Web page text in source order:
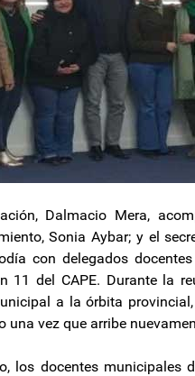
Dalmacio Mera,
Sonia Aybar; y el
con delegados
11 del CAPE. Durante la
a la órbita
vez que arribe
los docentes municipales